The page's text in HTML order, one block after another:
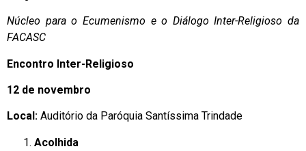
Núcleo para o Ecumenismo e o Diálogo Inter-Religioso da
FACASC
Encontro Inter-Religioso
12 de novembro
Local: Auditório da Paróquia Santíssima Trindade
Acolhida